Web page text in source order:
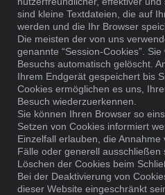
sind kleine Textdateien, die auf
werden und die Ihr Browser
Die meisten der von uns
genannte “Session-Cookies”.
Besuchs automatisch gelöscht.
Ihrem Endgerät gespeichert bis
Cookies ermöglichen es uns,
Besuch wiederzuerkennen.
Sie können Ihren Browser so
Setzen von Cookies informiert
Einzelfall erlauben, die
Fälle oder generell ausschließen
Löschen der Cookies beim
Bei der Deaktivierung von
dieser Website eingeschränkt